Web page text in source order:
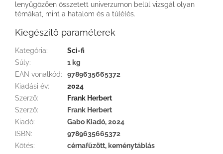
lenyűgözően összetett univerzumon belül vizsgál olyan
témákat, mint a hatalom és a túlélés.
Kiegészítő paraméterek
Kategória:
Sci-fi
Súly:
1 kg
EAN vonalkód:
9789635665372
Kiadási év:
2024
Szerző:
Frank Herbert
Szerző:
Frank Herbert
Kiadó:
Gabo Kiadó, 2024
ISBN:
9789635665372
Kötés:
cérnafűzött, keménytáblás